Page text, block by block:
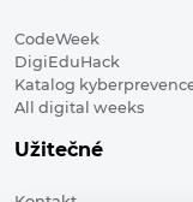
CodeWeek
DigiEduHack
Katalog
All digital weeks
Užitečné